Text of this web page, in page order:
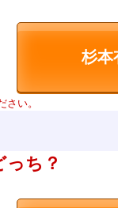
い。
ち？